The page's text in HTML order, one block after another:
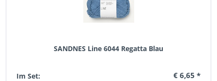
SANDNES Line 6044 Regatta Blau
Im Set: € 6,65 *